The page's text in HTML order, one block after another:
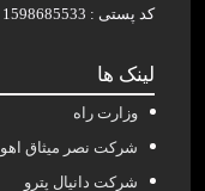
کد پستی : 1598685533
لینک ها
وزارت راه
شرکت نصر میثاق اهواز
شرکت دانیال پترو